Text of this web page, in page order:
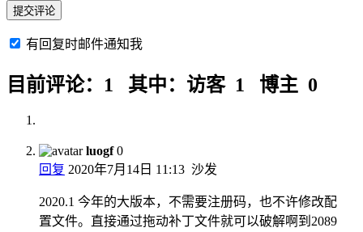
有回复时邮件通知我
目前评论：1 其中：访客 1 博主 0
luogf0
回复 2020年7月14日 11:13 沙发
2020.1 今年的大版本，不需要注册码，也不许修改配
置文件。直接通过拖动补丁文件就可以破解啊到2089